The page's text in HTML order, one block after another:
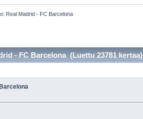
Real Madrid - FC Barcelona
- FC Barcelona (Luettu 23781 kertaa)